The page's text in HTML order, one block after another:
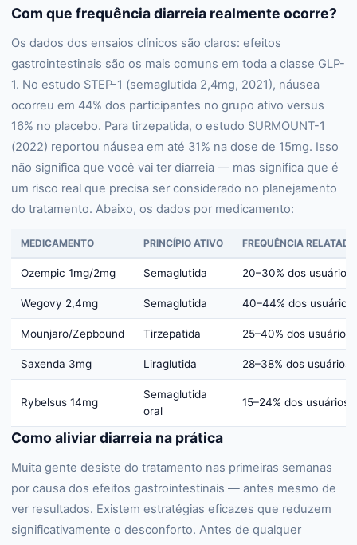
Com que frequência diarreia realmente ocorre?
Os dados dos ensaios clínicos são claros: efeitos
gastrointestinais são os mais comuns em toda a classe GLP-
1. No estudo STEP-1 (semaglutida 2,4mg, 2021), náusea
ocorreu em 44% dos participantes no grupo ativo versus
16% no placebo. Para tirzepatida, o estudo SURMOUNT-1
(2022) reportou náusea em até 31% na dose de 15mg. Isso
não significa que você vai ter diarreia — mas significa que é
um risco real que precisa ser considerado no planejamento
do tratamento. Abaixo, os dados por medicamento:
MEDICAMENTO PRINCÍPIO ATIVO FREQUÊNCIA RELATADA
Ozempic 1mg/2mg Semaglutida 20–30% dos usuários
Wegovy 2,4mg Semaglutida 40–44% dos usuários
Mounjaro/Zepbound Tirzepatida 25–40% dos usuários
Saxenda 3mg Liraglutida 28–38% dos usuários
Rybelsus 14mg
Semaglutida
oral
15–24% dos usuários
Como aliviar diarreia na prática
Muita gente desiste do tratamento nas primeiras semanas
por causa dos efeitos gastrointestinais — antes mesmo de
ver resultados. Existem estratégias eficazes que reduzem
significativamente o desconforto. Antes de qualquer